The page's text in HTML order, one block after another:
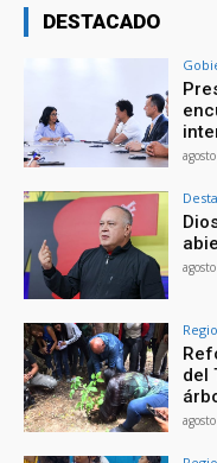
DESTACADO
del